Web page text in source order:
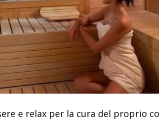
e relax per la cura del proprio